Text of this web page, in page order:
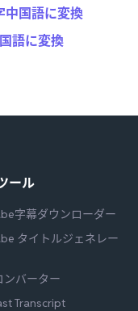
中国語に変換
語に変換
ール
字幕ダウンローダー
タイトルジェネレー
ンバーター
Transcript